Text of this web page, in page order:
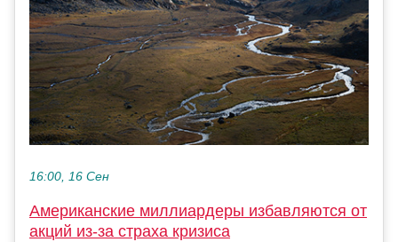
16:00, 16 Сен
Американские миллиардеры избавляются от
акций из-за страха кризиса